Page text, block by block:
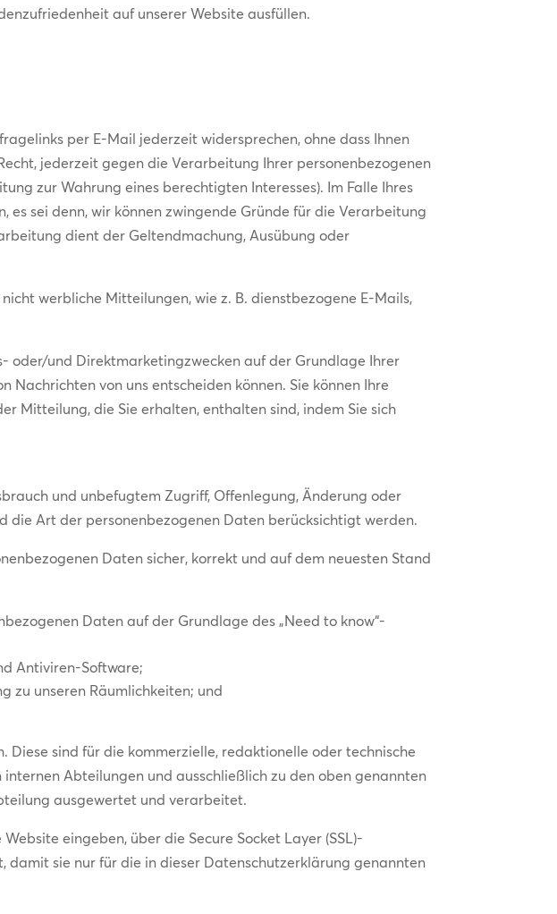
auf unserer Website ausfüllen.
per E-Mail jederzeit widersprechen, ohne dass Ihnen
jederzeit gegen die Verarbeitung Ihrer personenbezogenen
zur Wahrung eines berechtigten Interesses). Im Falle Ihres
sei denn, wir können zwingende Gründe für die Verarbeitung
dient der Geltendmachung, Ausübung oder
werbliche Mitteilungen, wie z. B. dienstbezogene E-Mails,
oder/und Direktmarketingzwecken auf der Grundlage Ihrer
von uns entscheiden können. Sie können Ihre
Mitteilung, die Sie erhalten, enthalten sind, indem Sie sich
und unbefugtem Zugriff, Offenlegung, Änderung oder
die Art der personenbezogenen Daten berücksichtigt werden.
Daten sicher, korrekt und auf dem neuesten Stand
Daten auf der Grundlage des „Need to know“-
Antiviren-Software;
zu unseren Räumlichkeiten; und
sind für die kommerzielle, redaktionelle oder technische
Abteilungen und ausschließlich zu den oben genannten
ausgewertet und verarbeitet.
eingeben, über die Secure Socket Layer (SSL)-
damit sie nur für die in dieser Datenschutzerklärung genannten